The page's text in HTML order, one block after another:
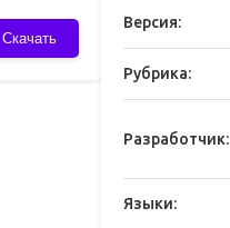
Скачать
Версия:
Рубрика:
Разработчик:
Языки: